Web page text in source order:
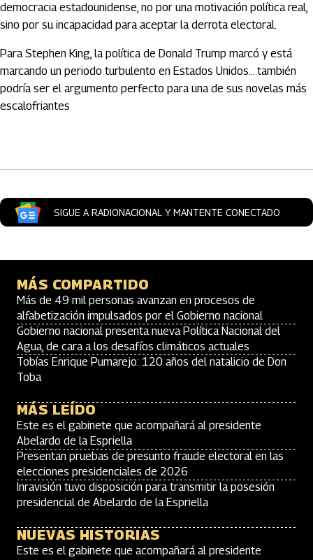
democracia estadounidense, no por una motivación política real,
sino por su incapacidad para aceptar la derrota electoral.
Para Stephen King, la política de Donald Trump marcó y está
marcando un periodo turbulento en Estados Unidos… también
podría ser el argumento perfecto para una de sus novelas más
escalofriantes
SIGUE A RADIONACIONAL Y MANTENTE CONECTADO
MÁS COMPARTIDO
Más de 49 mil personas avanzan en procesos de
alfabetización impulsados por el Gobierno nacional
Gobierno nacional presenta nueva Política Nacional del
Agua, de cara a los desafíos climáticos actuales
Tobías Enrique Pumarejo: 120 años del natalicio de Don
Toba
MÁS LEÍDO
Este es el gabinete que acompañará al presidente
Abelardo de la Espriella
Presentan pruebas de presunto fraude electoral en las
elecciones presidenciales de 2026
Inravisión tuvo disposición para transmitir la posesión
presidencial de Abelardo de la Espriella
NUEVAS HISTORIAS
Este es el gabinete que acompañará al presidente